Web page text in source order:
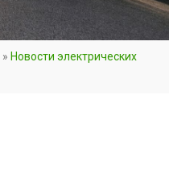
» Новости электрических